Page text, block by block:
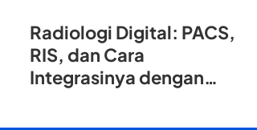
Radiologi Digital: PACS,
RIS, dan Cara
Integrasinya dengan